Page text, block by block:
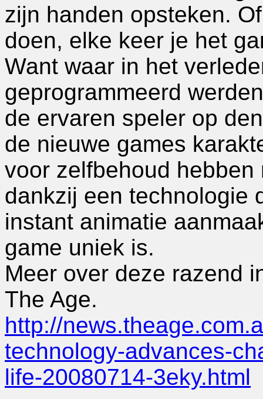
zijn handen opsteken.
doen, elke keer je het
Want waar in het
geprogrammeerd
de ervaren speler op
de nieuwe games
voor zelfbehoud
dankzij een technologie
instant animatie
game uniek is.
Meer over deze razend
The Age.
http://
technology-advances-
life-20080714-3eky.html